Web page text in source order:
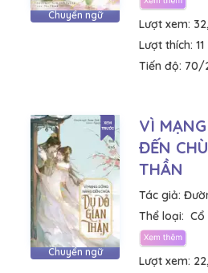
Chuyển ngữ
Lượt xem:
Lượt thích: 11
Tiến độ: 70/
Chuyển ngữ
VÌ
ĐẾN
THẦN
Tác giả:
Thể loại: Cổ
Lượt xem: